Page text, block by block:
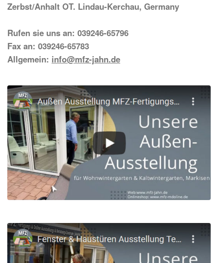
Zerbst/Anhalt OT. Lindau-Kerchau, Germany
Rufen sie uns an: 039246-65796
Fax an: 039246-65783
Allgemein: info@mfz-jahn.de